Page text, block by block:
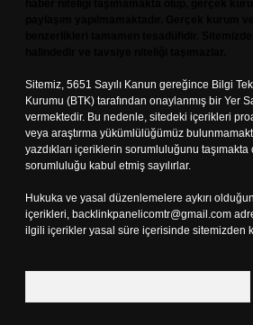
Sitemiz, 5651 Sayılı Kanun gereğince Bilgi
Kurumu (BTK) tarafından onaylanmış bir Yer
vermektedir. Bu nedenle, sitedeki içerikleri
veya araştırma yükümlülüğümüz
yazdıkları içeriklerin sorumluluğunu
sorumluluğu kabul etmiş sayılırlar.
Hukuka ve yasal düzenlemelere aykırı
içerikleri, backlinkpanelicomtr@gmail.com
ilgili içerikler yasal süre içerisinde sitemizden